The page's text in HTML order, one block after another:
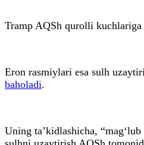
Tramp AQSh qurolli
Eron rasmiylari esa sulh
baholadi.
Uning ta’kidlashicha,